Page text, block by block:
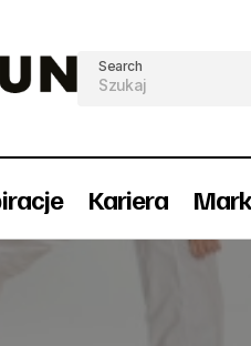
Search
Kariera
w